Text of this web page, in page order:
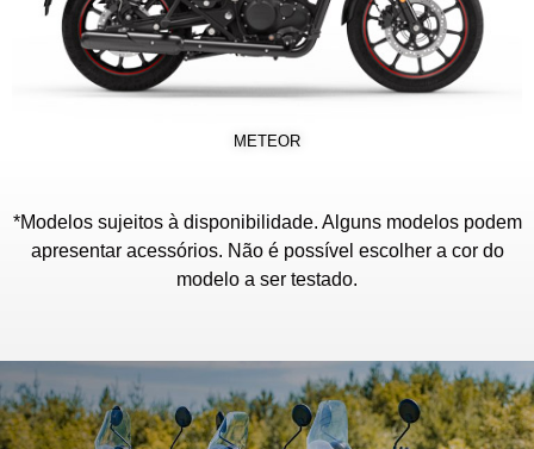
METEOR
*Modelos sujeitos à disponibilidade. Alguns modelos podem
apresentar acessórios. Não é possível escolher a cor do
modelo a ser testado.